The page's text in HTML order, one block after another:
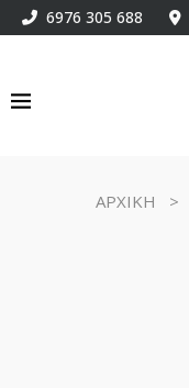
6976 305 688
ΑΡΧΙΚΗ >